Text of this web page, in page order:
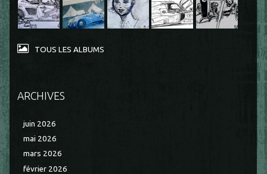
TOUS LES ALBUMS
ARCHIVES
juin 2026
mai 2026
mars 2026
février 2026